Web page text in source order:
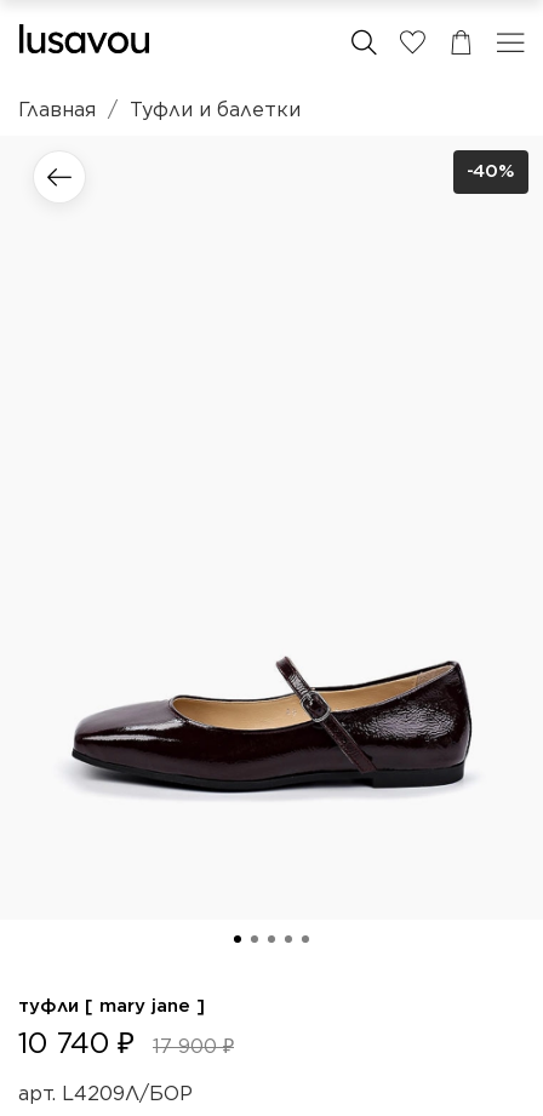
Главная Туфли и балетки
-40%
арт. L4209Л/БОР
туфли [ mary jane ]
10 740 ₽ 17 900 ₽